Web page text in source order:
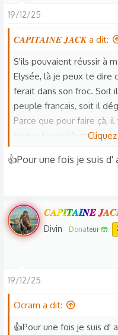
19/12/25
𝑪𝑨𝑷𝑰𝑻𝑨𝑰𝑵𝑬 𝑱𝑨𝑪𝑲 a dit:
S'ils pouvaient réussir à
Elysée, là je peux te dire
ferait dans son froc. Soit
peuple français, soit il
Parce que pour faire çà,
toutes les préfectures de
👍Pour une fois je suis d'
𝑪𝑨𝑷𝑰𝑻𝑨𝑰𝑵𝑬
Divin Donateur 🤲
19/12/25
Ocram a dit:
👍Pour une fois je suis d'